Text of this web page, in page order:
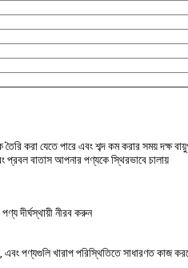
করা যেতে পারে এবং শব্দ কম করার সময় দক্ষ
বাতাস আপনার পণ্যকে স্থিরভাবে চালায়
দীর্ঘস্থায়ী নীরব করুন
পণ্যগুলি খারাপ পরিস্থিতিতে সাধারণত কাজ